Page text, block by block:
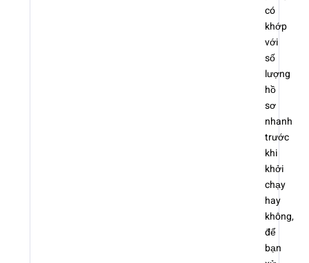
có
khớp
với
số
lượng
hồ
sơ
nhanh
trước
khi
khởi
chạy
hay
không,
để
bạn